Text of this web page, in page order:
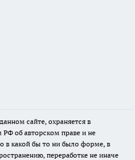
сайте, охраняется в
РФ об авторском праве и не
в какой бы то ни было форме, в
переработке не иначе